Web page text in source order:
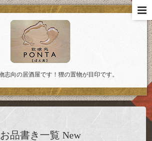
志向の居酒屋です！狸の置物が目印です。
お品書き一覧 New